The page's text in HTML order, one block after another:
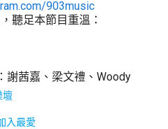
903music
聽足本節目重溫：
謝茜嘉 、 梁文禮 、 Woody
壇
入最愛